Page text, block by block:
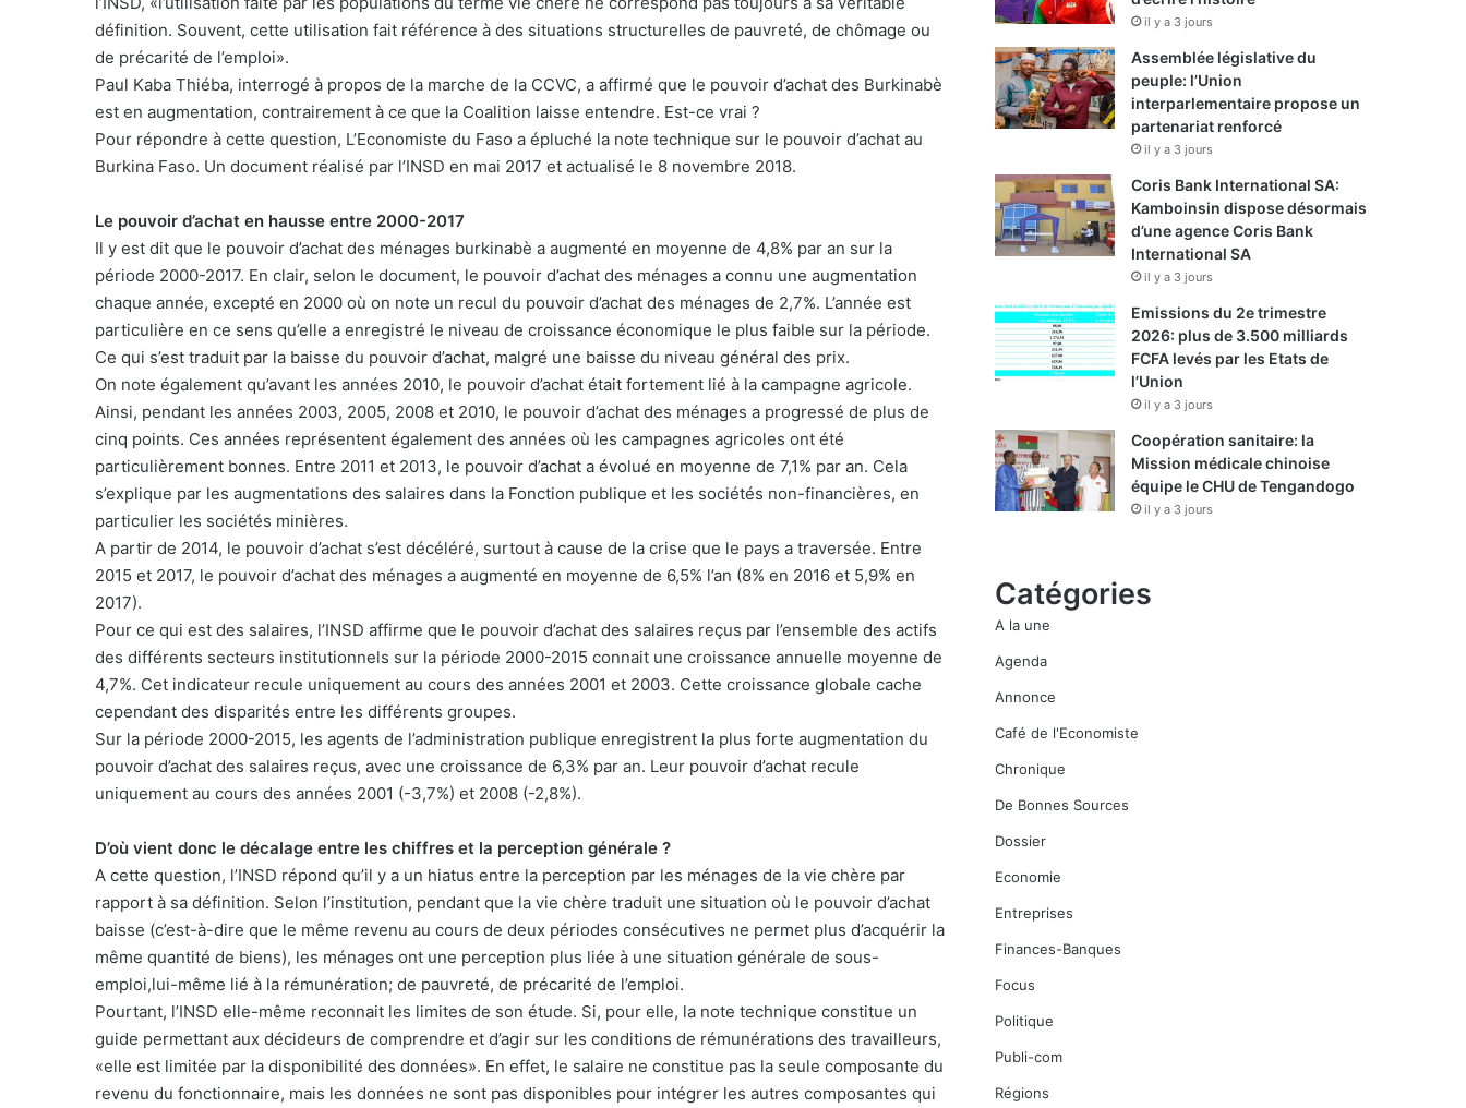
définition. Souvent, cette utilisation fait référence à des situations structurelles de pauvreté, de chômage ou
de précarité de l’emploi».
Paul Kaba Thiéba, interrogé à propos de la marche de la CCVC, a affirmé que le pouvoir d’achat des Burkinabè
est en augmentation, contrairement à ce que la Coalition laisse entendre. Est-ce vrai ?
Pour répondre à cette question, L’Economiste du Faso a épluché la note technique sur le pouvoir d’achat au
Burkina Faso. Un document réalisé par l’INSD en mai 2017 et actualisé le 8 novembre 2018.
Le pouvoir d’achat en hausse entre 2000-2017
Il y est dit que le pouvoir d’achat des ménages burkinabè a augmenté en moyenne de 4,8% par an sur la
période 2000-2017. En clair, selon le document, le pouvoir d’achat des ménages a connu une augmentation
chaque année, excepté en 2000 où on note un recul du pouvoir d’achat des ménages de 2,7%. L’année est
particulière en ce sens qu’elle a enregistré le niveau de croissance économique le plus faible sur la période.
Ce qui s’est traduit par la baisse du pouvoir d’achat, malgré une baisse du niveau général des prix.
On note également qu’avant les années 2010, le pouvoir d’achat était fortement lié à la campagne agricole.
Ainsi, pendant les années 2003, 2005, 2008 et 2010, le pouvoir d’achat des ménages a progressé de plus de
cinq points. Ces années représentent également des années où les campagnes agricoles ont été
particulièrement bonnes. Entre 2011 et 2013, le pouvoir d’achat a évolué en moyenne de 7,1% par an. Cela
s’explique par les augmentations des salaires dans la Fonction publique et les sociétés non-financières, en
particulier les sociétés minières.
A partir de 2014, le pouvoir d’achat s’est décéléré, surtout à cause de la crise que le pays a traversée. Entre
2015 et 2017, le pouvoir d’achat des ménages a augmenté en moyenne de 6,5% l’an (8% en 2016 et 5,9% en
2017).
Pour ce qui est des salaires, l’INSD affirme que le pouvoir d’achat des salaires reçus par l’ensemble des actifs
des différents secteurs institutionnels sur la période 2000-2015 connait une croissance annuelle moyenne de
4,7%. Cet indicateur recule uniquement au cours des années 2001 et 2003. Cette croissance globale cache
cependant des disparités entre les différents groupes.
Sur la période 2000-2015, les agents de l’administration publique enregistrent la plus forte augmentation du
pouvoir d’achat des salaires reçus, avec une croissance de 6,3% par an. Leur pouvoir d’achat recule
uniquement au cours des années 2001 (-3,7%) et 2008 (-2,8%).
D’où vient donc le décalage entre les chiffres et la perception générale ?
A cette question, l’INSD répond qu’il y a un hiatus entre la perception par les ménages de la vie chère par
rapport à sa définition. Selon l’institution, pendant que la vie chère traduit une situation où le pouvoir d’achat
baisse (c’est-à-dire que le même revenu au cours de deux périodes consécutives ne permet plus d’acquérir la
même quantité de biens), les ménages ont une perception plus liée à une situation générale de sous-
emploi,lui-même lié à la rémunération; de pauvreté, de précarité de l’emploi.
Pourtant, l’INSD elle-même reconnait les limites de son étude. Si, pour elle, la note technique constitue un
guide permettant aux décideurs de comprendre et d’agir sur les conditions de rémunérations des travailleurs,
«elle est limitée par la disponibilité des données». En effet, le salaire ne constitue pas la seule composante du
revenu du fonctionnaire, mais les données ne sont pas disponibles pour intégrer les autres composantes qui
il y a 3 jours
Assemblée législative du
peuple: l’Union
interparlementaire propose un
partenariat renforcé
il y a 3 jours
Coris Bank International SA:
Kamboinsin dispose désormais
d’une agence Coris Bank
International SA
il y a 3 jours
Emissions du 2e trimestre
2026: plus de 3.500 milliards
FCFA levés par les Etats de
l’Union
il y a 3 jours
Coopération sanitaire: la
Mission médicale chinoise
équipe le CHU de Tengandogo
il y a 3 jours
Catégories
A la une
Agenda
Annonce
Café de l'Economiste
Chronique
De Bonnes Sources
Dossier
Economie
Entreprises
Finances-Banques
Focus
Politique
Publi-com
Régions